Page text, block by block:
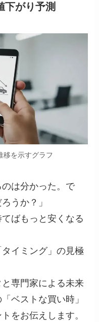
下がり予測
移を示すグラフ
のは分かった。で
うか？」
ばもっと安くなる
イミング」の見極
専門家による未来
ベストな買い時」
をお伝えします。